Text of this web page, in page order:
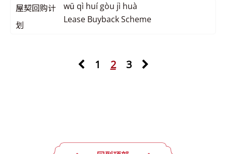
屋契回购计
划
wū qì huí gòu jì huà
Lease Buyback Scheme
1 2 3